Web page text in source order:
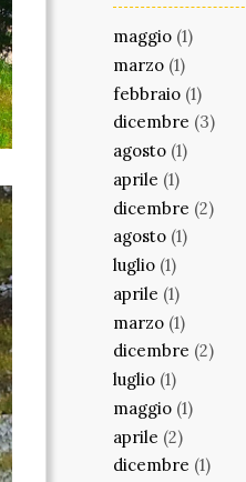
maggio (1)
marzo (1)
febbraio (1)
dicembre (3)
agosto (1)
aprile (1)
dicembre (2)
agosto (1)
luglio (1)
aprile (1)
marzo (1)
dicembre (2)
luglio (1)
maggio (1)
aprile (2)
dicembre (1)